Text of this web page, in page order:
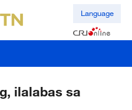
Language
ilalabas sa